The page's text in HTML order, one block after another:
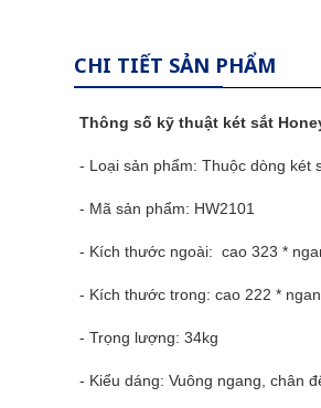
CHI TIẾT SẢN PHẨM
Thông số kỹ thuật két sắt
- Loại sản phẩm: Thuộc dòng két
- Mã sản phẩm: HW2101
- Kích thước ngoài: cao 323 *
- Kích thước trong: cao 222 *
- Trọng lượng: 34kg
- Kiểu dáng: Vuông ngang, chân